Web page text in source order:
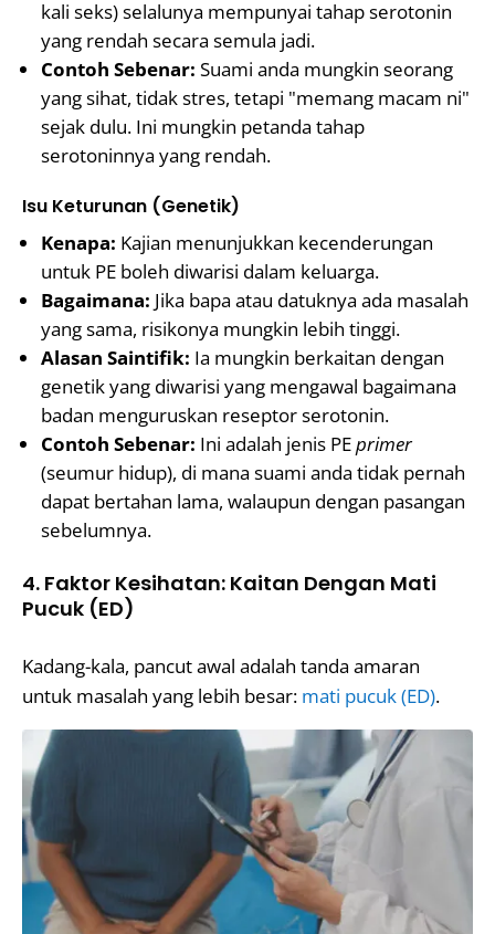
kali seks) selalunya mempunyai tahap serotonin
yang rendah secara semula jadi.
Contoh Sebenar: Suami anda mungkin seorang
yang sihat, tidak stres, tetapi "memang macam ni"
sejak dulu. Ini mungkin petanda tahap
serotoninnya yang rendah.
Isu Keturunan (Genetik)
Kenapa: Kajian menunjukkan kecenderungan
untuk PE boleh diwarisi dalam keluarga.
Bagaimana: Jika bapa atau datuknya ada masalah
yang sama, risikonya mungkin lebih tinggi.
Alasan Saintifik: Ia mungkin berkaitan dengan
genetik yang diwarisi yang mengawal bagaimana
badan menguruskan reseptor serotonin.
Contoh Sebenar: Ini adalah jenis PEprimer
(seumur hidup), di mana suami anda tidak pernah
dapat bertahan lama, walaupun dengan pasangan
sebelumnya.
4. Faktor Kesihatan: Kaitan Dengan Mati
Pucuk (ED)
Kadang-kala, pancut awal adalah tanda amaran
untuk masalah yang lebih besar: mati pucuk (ED).